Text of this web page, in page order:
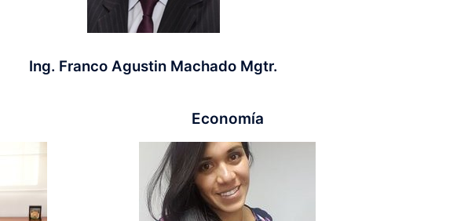
Ing. Franco Agustin Machado Mgtr.
Economía